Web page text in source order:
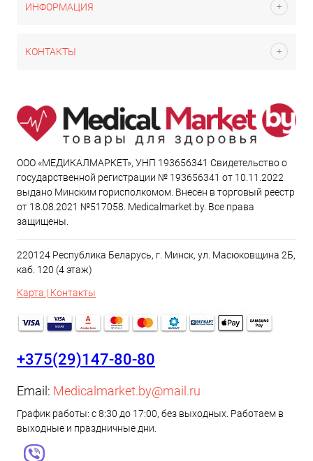
ИНФОРМАЦИЯ
КОНТАКТЫ
ООО «МЕДИКАЛМАРКЕТ», УНП 193656341 Свидетельство о
государственной регистрации № 193656341 от 10.11.2022
выдано Минским горисполкомом. Внесен в торговый реестр
от 18.08.2021 №517058. Medicalmarket.by. Все права
защищены.
220124 Республика Беларусь, г. Минск, ул. Масюковщина 2Б,
каб. 120 (4 этаж)
Карта | Контакты
+375(29)147-80-80
Email: Medicalmarket.by@mail.ru
График работы: с 8:30 до 17:00, без выходных. Работаем в
выходные и праздничные дни.